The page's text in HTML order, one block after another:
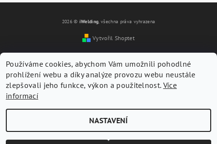
Vložením hodnocení souhlasíte s
2026 © iWelding, všechna práva vyhrazena
Vytvořil Shoptet
Používáme cookies, abychom Vám umožnili pohodlné
prohlížení webu a díky analýze provozu webu neustále
zlepšovali jeho funkce, výkon a použitelnost. Více
informací
NASTAVENÍ